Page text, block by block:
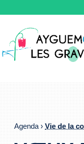
Agenda ›Vie de la